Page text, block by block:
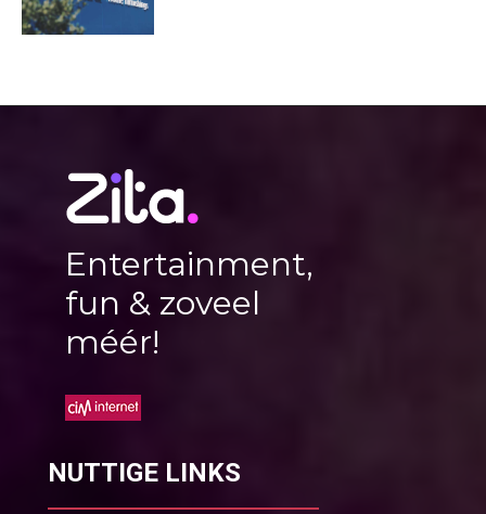
Entertainment,
fun & zoveel
méér!
NUTTIGE LINKS